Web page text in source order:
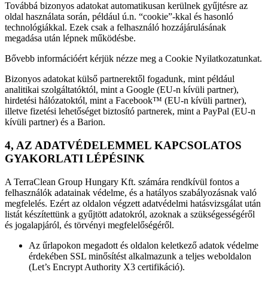
Továbbá bizonyos adatokat automatikusan kerülnek gyűjtésre az
oldal használata során, például ú.n. “cookie”-kkal és hasonló
technológiákkal. Ezek csak a felhasználó hozzájárulásának
megadása után lépnek működésbe.
Bővebb információért kérjük nézze meg a Cookie Nyilatkozatunkat.
Bizonyos adatokat külső partnerektől fogadunk, mint például
analitikai szolgáltatóktól, mint a Google (EU-n kívüli partner),
hirdetési hálózatoktól, mint a Facebook™ (EU-n kívüli partner),
illetve fizetési lehetőséget biztosító partnerek, mint a PayPal (EU-n
kívüli partner) és a Barion.
4, AZ ADATVÉDELEMMEL KAPCSOLATOS
GYAKORLATI LÉPÉSINK
A TerraClean Group Hungary Kft. számára rendkívül fontos a
felhasználók adatainak védelme, és a hatályos szabályozásnak való
megfelelés. Ezért az oldalon végzett adatvédelmi hatásvizsgálat után
listát készítettünk a gyűjtött adatokról, azoknak a szükségességéről
és jogalapjáról, és törvényi megfelelőségéről.
Az űrlapokon megadott és oldalon keletkező adatok védelme
érdekében SSL minősítést alkalmazunk a teljes weboldalon
(Let’s Encrypt Authority X3 certifikáció).